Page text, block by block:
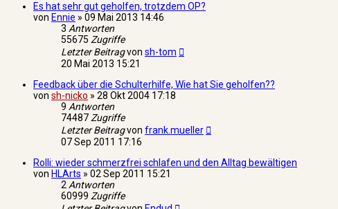
Es hat sehr gut geholfen, trotzdem OP?
von Ennie » 09 Mai 2013 14:46
3 Antworten
55675 Zugriffe
Letzter Beitragvon sh-tom
20 Mai 2013 15:21
Feedback über die Schulterhilfe, Wie hat Sie geholfen??
von sh-nicko » 28 Okt 2004 17:18
9 Antworten
74487Zugriffe
Letzter Beitragvon frank.mueller
07 Sep 2011 17:16
Rolli: wieder schmerzfrei schlafen und den Alltag bewältigen
von HLArts » 02 Sep 2011 15:21
2Antworten
60999 Zugriffe